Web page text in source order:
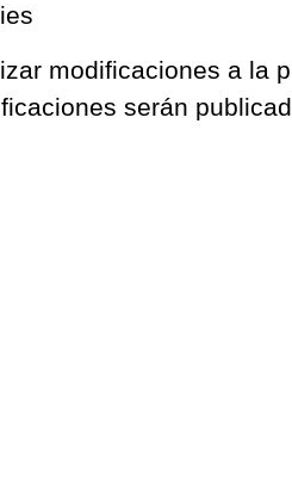
modificaciones a la
serán